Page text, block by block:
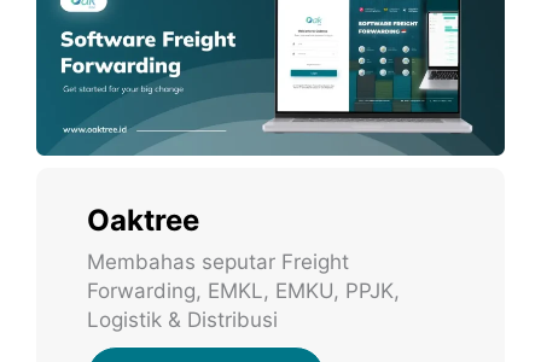
Oaktree
Membahas seputar Freight
Forwarding, EMKL, EMKU, PPJK,
Logistik & Distribusi